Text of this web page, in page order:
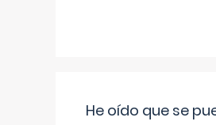
He oído que se